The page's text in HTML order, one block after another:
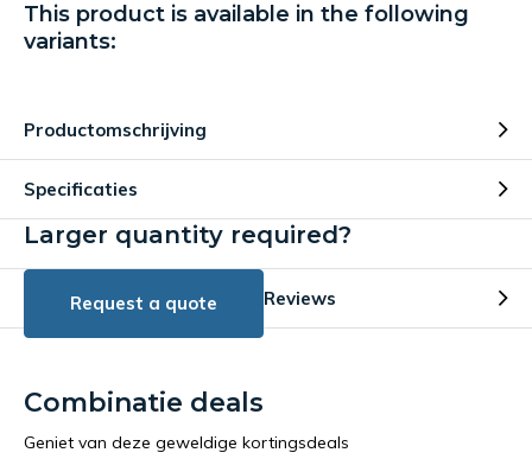
This product is available in the following
variants:
Productomschrijving
Specificaties
Larger quantity required?
Request a quote Reviews
Combinatie deals
Geniet van deze geweldige kortingsdeals